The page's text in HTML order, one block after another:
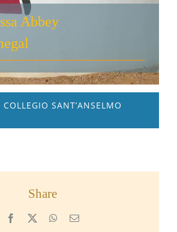
Abbey
SANT’ANSELMO
Share
Facebook WhatsApp
Email